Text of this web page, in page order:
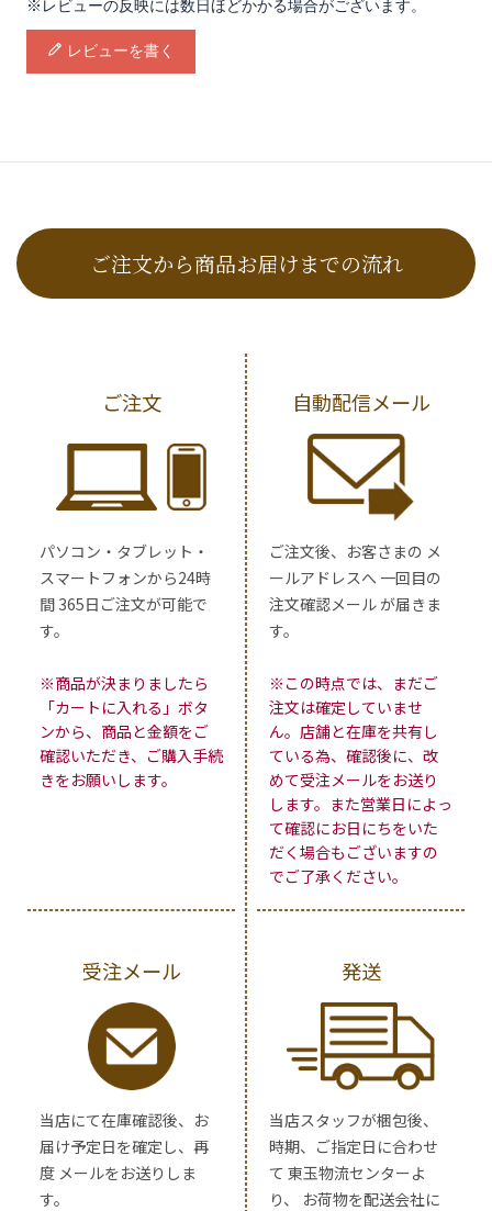
※レビューの反映には数日ほどかかる場合がございます。
レビューを書く
ご注文から商品お届けまでの流れ
ご注文
パソコン・タブレット・
スマートフォンから24時
間 365日ご注文が可能で
す。
※商品が決まりましたら
「カートに入れる」ボタ
ンから、商品と金額をご
確認いただき、ご購入手続
きをお願いします。
自動配信メール
ご注文後、お客さまの メ
ールアドレスへ 一回目の
注文確認メール が届きま
す。
※この時点では、まだご
注文は確定していませ
ん。店舗と在庫を共有し
ている為、確認後に、改
めて受注メールをお送り
します。また営業日によっ
て確認にお日にちをいた
だく場合もございますの
でご了承ください。
受注メール
当店にて在庫確認後、お
届け予定日を確定し、再
度 メールをお送りしま
す。
発送
当店スタッフが梱包後、
時期、ご指定日に合わせ
て 東玉物流センターよ
り、 お荷物を配送会社に